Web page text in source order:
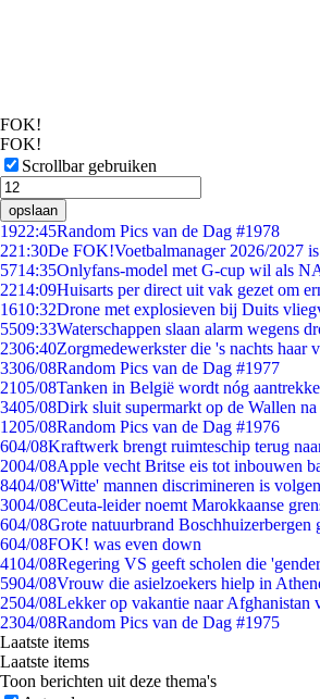
FOK!
FOK!
Scrollbar gebruiken
opslaan
1922:45Random Pics van de Dag #1978
221:30De FOK!Voetbalmanager 2026/2027
5714:35Onlyfans-model met G-cup wil als
2214:09Huisarts per direct uit vak gezet om
1610:32Drone met explosieven bij Duits
5509:33Waterschappen slaan alarm wegens
2306:40Zorgmedewerkster die 's nachts haar
3306/08Random Pics van de Dag #1977
2105/08Tanken in België wordt nóg
3405/08Dirk sluit supermarkt op de Wallen
1205/08Random Pics van de Dag #1976
604/08Kraftwerk brengt ruimteschip terug
2004/08Apple vecht Britse eis tot inbouwen
8404/08'Witte' mannen discrimineren is
3004/08Ceuta-leider noemt Marokkaanse
604/08Grote natuurbrand Boschhuizerbergen
604/08FOK! was even down
4104/08Regering VS geeft scholen die
5904/08Vrouw die asielzoekers hielp in
2504/08Lekker op vakantie naar Afghanistan
2304/08Random Pics van de Dag #1975
Laatste items
Laatste items
Toon berichten uit deze thema's